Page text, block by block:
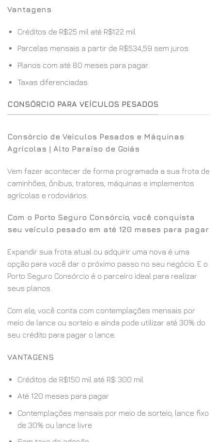
Vantagens
Créditos de R$25 mil até R$122 mil
Parcelas mensais a partir de R$534,59 sem juros.
Planos com até 80 meses para pagar.
Taxas diferenciadas.
CONSÓRCIO PARA VEÍCULOS PESADOS
Consórcio de Veículos Pesados e Máquinas
Agrícolas | Alto Paraíso de Goiás
Vem fazer acontecer de forma programada a sua frota de
caminhões, ônibus, tratores, máquinas e implementos
agrícolas e rodoviários.
Com o Porto Seguro Consórcio, você conquista
seu veículo pesado em até 120 meses para pagar
Expandir sua frota atual ou adquirir uma nova é uma
opção para você dar o próximo passo no seu negócio. E o
Porto Seguro Consórcio é o parceiro ideal para realizar
seus planos.
Com ele, você conta com contemplações mensais por
meio de lance ou sorteio e ainda pode utilizar até 30% do
seu crédito para pagar o lance.
VANTAGENS
Créditos de R$150 mil até R$ 300 mil
Até 120 meses para pagar
Contemplações mensais por meio de sorteio, lance fixo
de 30% ou lance livre